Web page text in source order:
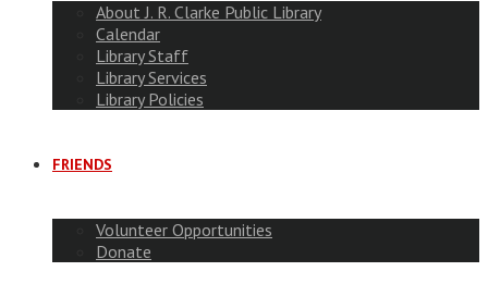
About J. R. Clarke Public Library
Calendar
Library Staff
Library Services
Library Policies
FRIENDS
Volunteer Opportunities
Donate